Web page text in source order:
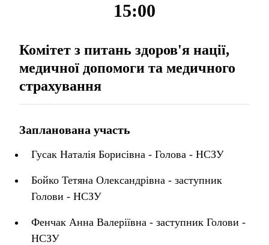
15:00
Комітет з питань здоров'я нації,
медичної допомоги та медичного
страхування
Запланована участь
Гусак Наталія Борисівна - Голова - НСЗУ
Бойко Тетяна Олександрівна - заступник
Голови - НСЗУ
Фенчак Анна Валеріївна - заступник Голови -
НСЗУ